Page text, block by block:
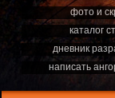
фото и
каталог
дневник
написать